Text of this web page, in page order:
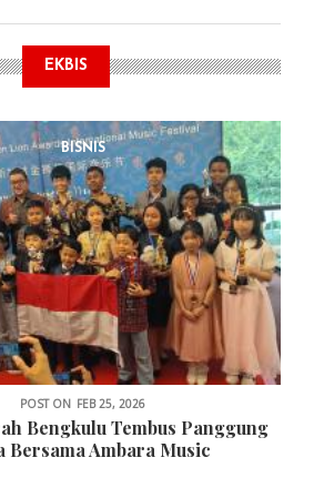
EKBIS
BISNIS
POST ON FEB 25, 2026
Bengkulu Tembus Panggung
Bersama Ambara Music